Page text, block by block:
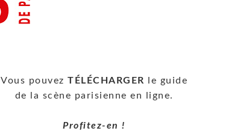
Vous pouvez TÉLÉCHARGER le guide
de la scène parisienne en ligne.
Profitez-en !